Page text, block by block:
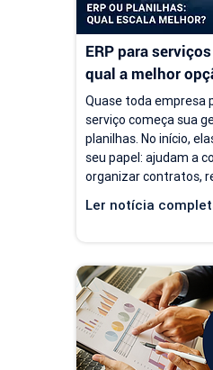
ERP para
qual a melhor
empresas de
Ler notícia
Quase toda empresa
serviço começa sua
planilhas. No início,
seu papel: ajudam a
organizar contratos,
e acompanhar o
problema é que a
modelo de gestão
carteira de clientes,
cobranças recorrentes
financeiros mais
antes era simples
tempo, gerar